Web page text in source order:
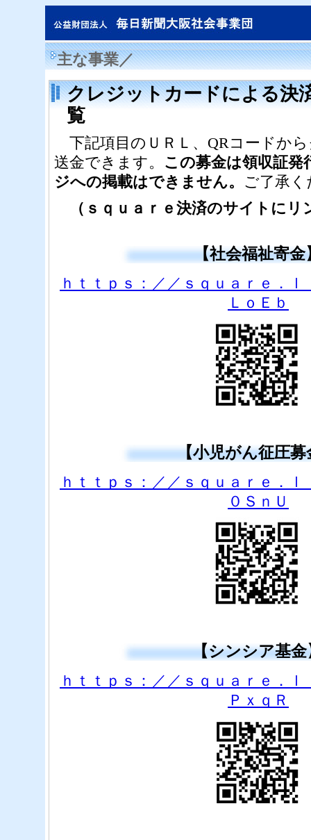
主な事業／
クレジットカードによる
覧
下記項目のＵＲＬ、QRコードか
送金できます。 この募金は領収証発
ジへの掲載はできません。 ご了承
（ｓｑｕａｒｅ決済のサイトに
【社会福祉寄金
ｈｔｔｐｓ：／／ｓｑｕａｒｅ．
ＬｏＥｂ
【小児がん征圧募
ｈｔｔｐｓ：／／ｓｑｕａｒｅ．
０ＳｎＵ
【シンシア基金
ｈｔｔｐｓ：／／ｓｑｕａｒｅ．
ＰｘｑＲ